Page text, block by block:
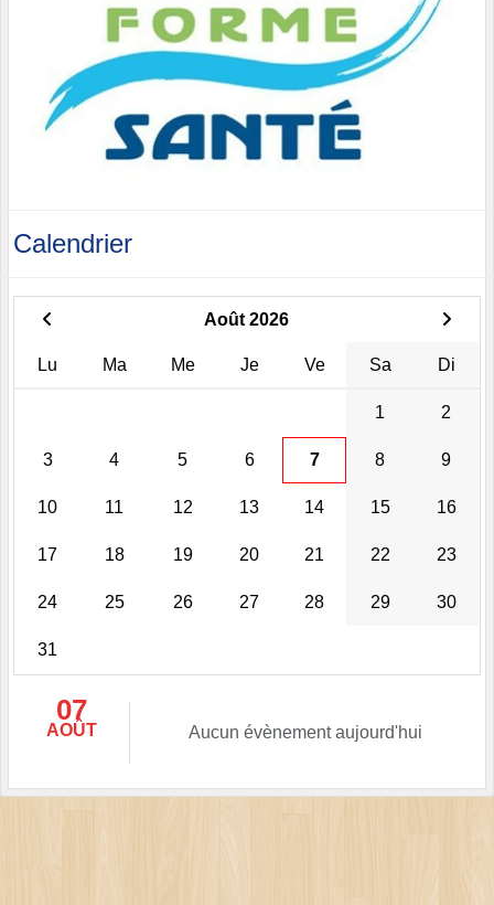
Calendrier
Août 2026
Lu Ma Me Je Ve Sa Di
1 2
3 4 5 6 7 8 9
10 11 12 13 14 15 16
17 18 19 20 21 22 23
24 25 26 27 28 29 30
31
07
AOÛT Aucun évènement aujourd'hui